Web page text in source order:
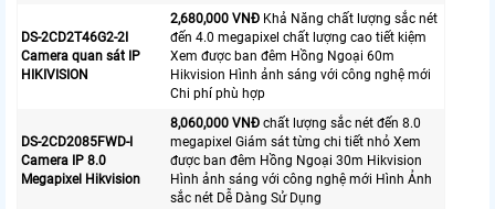
DS-2CD2T46G2-2I
Camera quan sát IP
HIKIVISION
2,680,000 VNĐ Khả Năng chất lượng sắc nét
đến 4.0 megapixel chất lượng cao tiết kiệm
Xem được ban đêm Hồng Ngoại 60m
Hikvision Hình ảnh sáng với công nghệ mới
Chi phí phù hợp
DS-2CD2085FWD-I
Camera IP 8.0
Megapixel Hikvision
8,060,000 VNĐ chất lượng sắc nét đến 8.0
megapixel Giám sát từng chi tiết nhỏ Xem
được ban đêm Hồng Ngoại 30m Hikvision
Hình ảnh sáng với công nghệ mới Hình Ảnh
sắc nét Dễ Dàng Sử Dụng